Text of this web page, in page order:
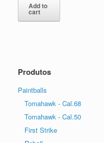
Add to
cart
Produtos
Paintballs
Tomahawk - Cal.68
Tomahawk - Cal.50
First Strike